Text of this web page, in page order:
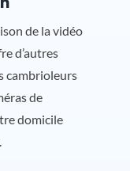
de la vidéo
d’autres
cambrioleurs
de
domicile